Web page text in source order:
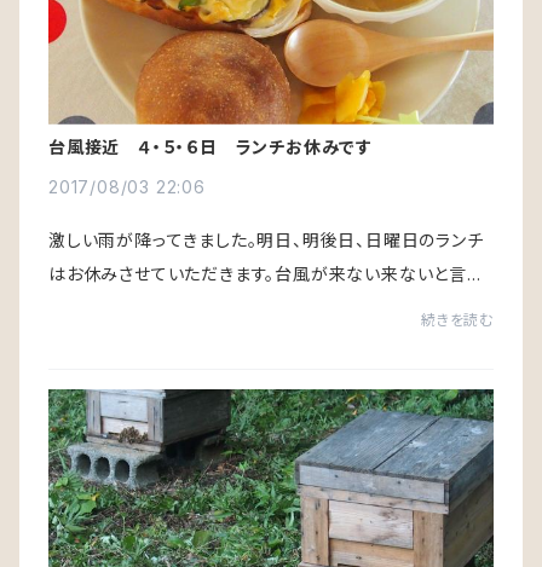
台風接近 ４・５・６日 ランチお休みです
2017/08/03 22:06
激しい雨が降ってきました。明日、明後日、日曜日のランチ
はお休みさせていただきます。台風が来ない来ないと言っ
続きを読む